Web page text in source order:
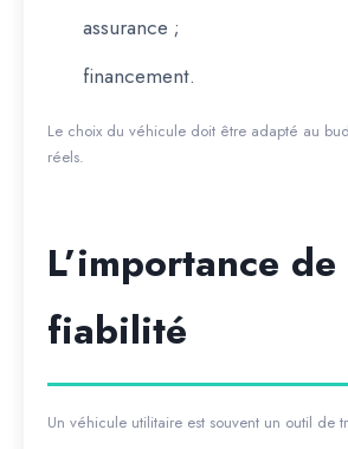
assurance ;
financement.
Le choix du véhicule doit être adapté au
réels.
L’importance de
fiabilité
Un véhicule utilitaire est souvent un outil de